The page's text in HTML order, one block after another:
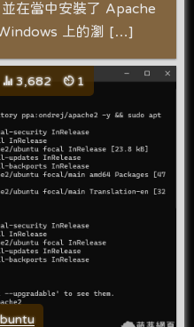
在當中安裝了 Apache
上的瀏 […]
3,682 1